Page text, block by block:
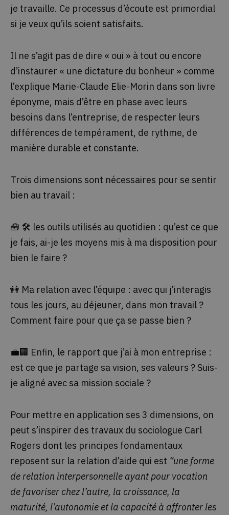
je travaille. Ce processus d’écoute est primordial
si je veux qu’ils soient satisfaits.
Il ne s’agit pas de dire « oui » à tout ou encore
d’instaurer « une dictature du bonheur » comme
l’explique Marie-Claude Elie-Morin dans son livre
éponyme, mais d’être en phase avec leurs
besoins dans l’entreprise, de respecter leurs
différences de tempérament, de rythme, de
manière durable et constante.
Trois dimensions sont nécessaires pour se sentir
bien au travail :
🧰 🛠 les outils utilisés au quotidien : qu’est ce que
je fais, ai-je les moyens mis à ma disposition pour
bien le faire ?
👭 Ma relation avec l’équipe : avec qui j’interagis
tous les jours, au déjeuner, dans mon travail ?
Comment faire pour que ça se passe bien ?
💼🏢 Enfin, le rapport que j’ai à mon entreprise :
est ce que je partage sa vision, ses valeurs ? Suis-
je aligné avec sa mission sociale ?
Pour mettre en application ses 3 dimensions, on
peut s’inspirer des travaux du sociologue Carl
Rogers dont les principes fondamentaux
reposent sur la relation d’aide qui est “une forme
de relation interpersonnelle ayant pour vocation
de favoriser chez l’autre, la croissance, la
maturité, l’autonomie et la capacité à affronter les